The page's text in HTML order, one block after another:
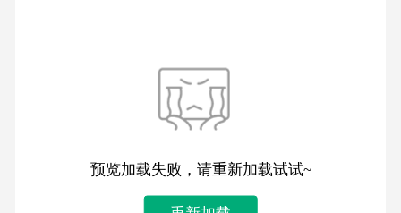
预览加载失败，请重新加载试试~